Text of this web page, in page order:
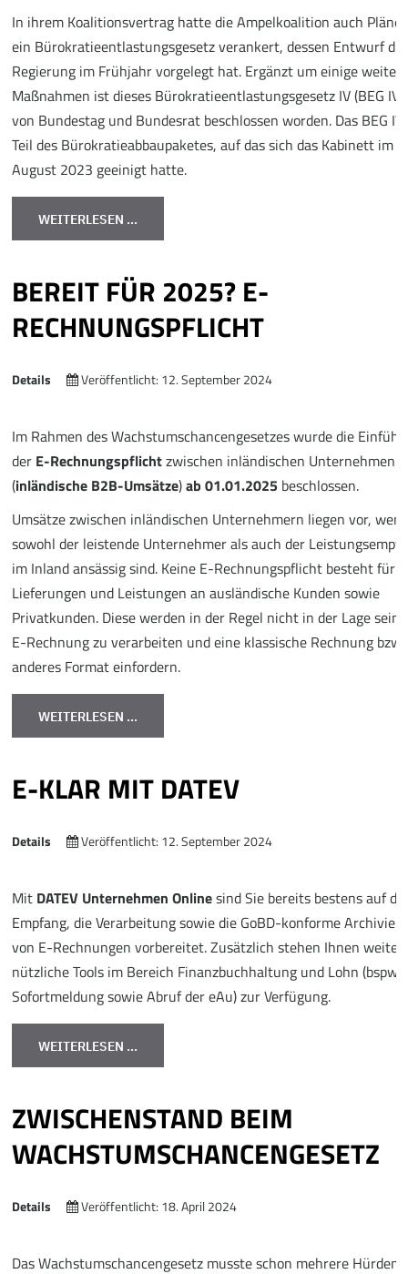
In ihrem Koalitionsvertrag hatte die Ampelkoalition auch Pläne
ein Bürokratieentlastungsgesetz verankert, dessen Entwurf die
Regierung im Frühjahr vorgelegt hat. Ergänzt um einige
Maßnahmen ist dieses Bürokratieentlastungsgesetz IV (BEG
von Bundestag und Bundesrat beschlossen worden. Das BEG
Teil des Bürokratieabbaupaketes, auf das sich das Kabinett im
August 2023 geeinigt hatte.
WEITERLESEN …
BEREIT FÜR 2025? E-
RECHNUNGSPFLICHT
Details Veröffentlicht: 12. September 2024
Im Rahmen des Wachstumschancengesetzes wurde die
der E-Rechnungspflichtzwischen inländischen Unternehmen
(inländische B2B-Umsätze)ab 01.01.2025 beschlossen.
Umsätze zwischen inländischen Unternehmern liegen vor,
sowohl der leistende Unternehmer als auch der
im Inland ansässig sind. Keine E-Rechnungspflicht besteht für
Lieferungen und Leistungen an ausländische Kunden sowie
Privatkunden. Diese werden in der Regel nicht in der Lage sein
E-Rechnung zu verarbeiten und eine klassische Rechnung
anderes Format einfordern.
WEITERLESEN …
E-KLAR MIT DATEV
Details Veröffentlicht: 12. September 2024
Mit DATEV Unternehmen Onlinesind Sie bereits bestens auf
Empfang, die Verarbeitung sowie die GoBD-konforme
von E-Rechnungen vorbereitet. Zusätzlich stehen Ihnen
nützliche Tools im Bereich Finanzbuchhaltung und Lohn (bspw.
Sofortmeldung sowie Abruf der eAu) zur Verfügung.
WEITERLESEN …
ZWISCHENSTAND BEIM
WACHSTUMSCHANCENGESETZ
Details Veröffentlicht: 18. April 2024
Das Wachstumschancengesetz musste schon mehrere Hürden